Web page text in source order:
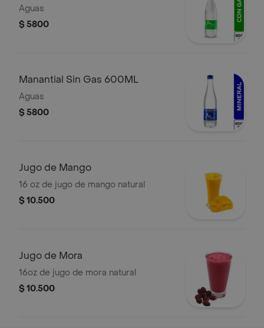
Aguas
$ 5800
Manantial Sin Gas 600ML
Aguas
$ 5800
Jugo de Mango
16 oz de jugo de mango natural
$ 10.500
Jugo de Mora
16oz de jugo de mora natural
$ 10.500